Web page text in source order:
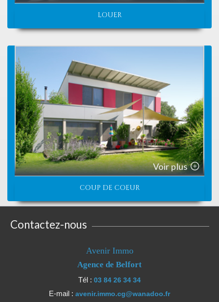
LOUER
Voir plus
COUP DE COEUR
Contactez-nous
Avenir Immo
Agence de Belfort
Tél : 03 84 26 34 34
E-mail : avenir.immo.cg@wanadoo.fr